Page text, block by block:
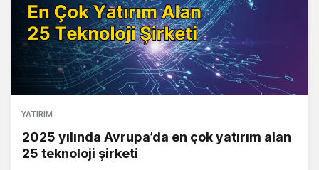
YATIRIM
2025 yılında Avrupa’da en çok yatırım alan
25 teknoloji şirketi